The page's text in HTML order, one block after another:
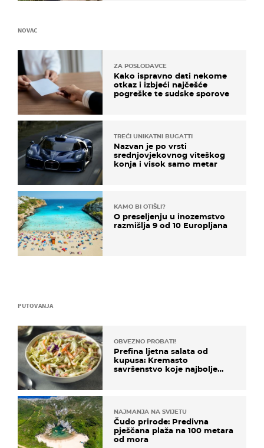
PUTOVANJA
OBVEZNO PROBATI!
Prefina ljetna salata od
kupusa: Kremasto
savršenstvo koje najbolje
NAJMANJA NA SVIJETU
Čudo prirode: Predivna
pješčana plaža na 100 metara
od mora
NOVAC
ZA POSLODAVCE
Kako ispravno dati nekome
otkaz i izbjeći najčešće
pogreške te sudske sporove
TREĆI UNIKATNI BUGATTI
Nazvan je po vrsti
srednjovjekovnog viteškog
konja i visok samo metar
KAMO BI OTIŠLI?
O preseljenju u inozemstvo
razmišlja 9 od 10 Europljana